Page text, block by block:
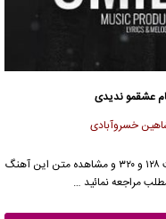
عشقمو ندیدی
خسروآبادی
با کیفیت ۱۲۸ و ۳۲۰ و مشاهده متن این آهنگ
مراجعه نمائید …